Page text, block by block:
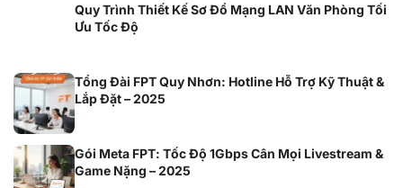
Quy Trình Thiết Kế Sơ Đồ Mạng LAN Văn Phòng Tối
Ưu Tốc Độ
Tổng Đài FPT Quy Nhơn: Hotline Hỗ Trợ Kỹ Thuật &
Lắp Đặt – 2025
Gói Meta FPT: Tốc Độ 1Gbps Cân Mọi Livestream &
Game Nặng – 2025